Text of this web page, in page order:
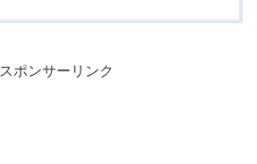
スポンサーリンク